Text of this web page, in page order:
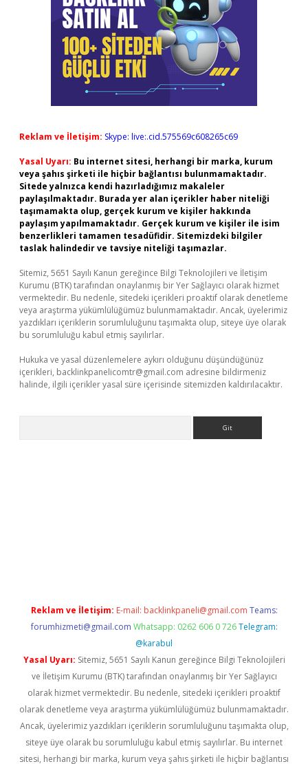
Reklam ve İletişim: Skype: live:.cid.575569c608265c69
Yasal Uyarı: Bu internet sitesi, herhangi bir marka, kurum
veya şahıs şirketi ile hiçbir bağlantısı bulunmamaktadır.
Sitede yalnızca kendi hazırladığımız makaleler
paylaşılmaktadır. Burada yer alan içerikler haber niteliği
taşımamakta olup, gerçek kurum ve kişiler hakkında
paylaşım yapılmamaktadır. Gerçek kurum ve kişiler ile isim
benzerlikleri tamamen tesadüfidir. Sitemizdeki bilgiler
taslak halindedir ve tavsiye niteliği taşımazlar.
Sitemiz, 5651 Sayılı Kanun gereğince Bilgi Teknolojileri ve İletişim
Kurumu (BTK) tarafından onaylanmış bir Yer Sağlayıcı olarak hizmet
vermektedir. Bu nedenle, sitedeki içerikleri proaktif olarak denetleme
veya araştırma yükümlülüğümüz bulunmamaktadır. Ancak, üyelerimiz
yazdıkları içeriklerin sorumluluğunu taşımakta olup, siteye üye olarak
bu sorumluluğu kabul etmiş sayılırlar.
Hukuka ve yasal düzenlemelere aykırı olduğunu düşündüğünüz
içerikleri, backlinkpanelicomtr@gmail.com adresine bildirmeniz
halinde, ilgili içerikler yasal süre içerisinde sitemizden kaldırılacaktır.
Reklam ve İletişim: E-mail: backlinkpaneli@gmail.com Teams:
forumhizmeti@gmail.com Whatsapp: 0262 606 0 726 Telegram:
@karabul
Yasal Uyarı: Sitemiz, 5651 Sayılı Kanun gereğince Bilgi Teknolojileri
ve İletişim Kurumu (BTK) tarafından onaylanmış bir Yer Sağlayıcı
olarak hizmet vermektedir. Bu nedenle, sitedeki içerikleri proaktif
olarak denetleme veya araştırma yükümlülüğümüz bulunmamaktadır.
Ancak, üyelerimiz yazdıkları içeriklerin sorumluluğunu taşımakta olup,
siteye üye olarak bu sorumluluğu kabul etmiş sayılırlar. Bu internet
sitesi, herhangi bir marka, kurum veya şahıs şirketi ile hiçbir bağlantısı